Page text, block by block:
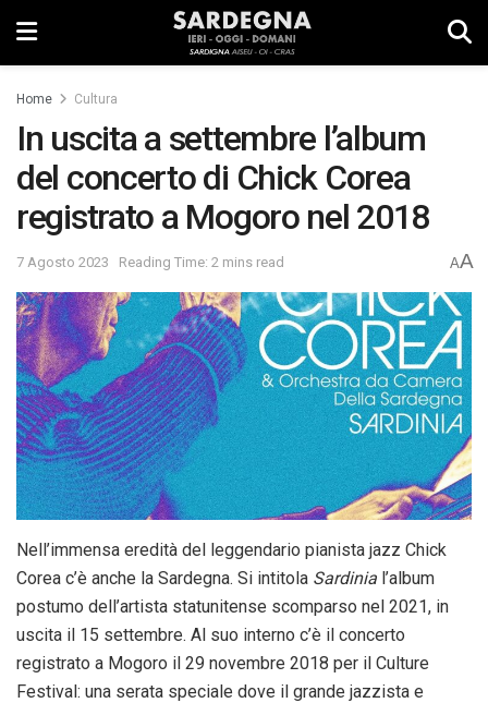
Home Cultura
In uscita a settembre l’album
del concerto di Chick Corea
registrato a Mogoro nel 2018
7 Agosto 2023 Reading Time: 2 mins read AA
Nell’immensa eredità del leggendario pianista jazz Chick
Corea c’è anche la Sardegna. Si intitola Sardinia l’album
postumo dell’artista statunitense scomparso nel 2021, in
uscita il 15 settembre. Al suo interno c’è il concerto
registrato a Mogoro il 29 novembre 2018 per il Culture
Festival: una serata speciale dove il grande jazzista e